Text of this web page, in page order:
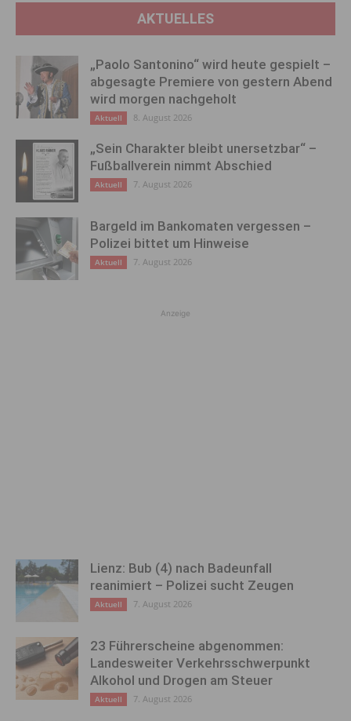
AKTUELLES
„Paolo Santonino“ wird heute gespielt –
abgesagte Premiere von gestern Abend
wird morgen nachgeholt
Aktuell 8. August 2026
„Sein Charakter bleibt unersetzbar“ –
Fußballverein nimmt Abschied
Aktuell 7. August 2026
Bargeld im Bankomaten vergessen –
Polizei bittet um Hinweise
Aktuell 7. August 2026
Anzeige
Lienz: Bub (4) nach Badeunfall
reanimiert – Polizei sucht Zeugen
Aktuell 7. August 2026
23 Führerscheine abgenommen:
Landesweiter Verkehrsschwerpunkt
Alkohol und Drogen am Steuer
Aktuell 7. August 2026